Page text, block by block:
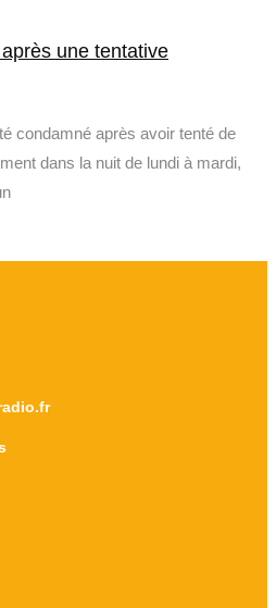
une tentative
condamné après avoir tenté de
dans la nuit de lundi à mardi,